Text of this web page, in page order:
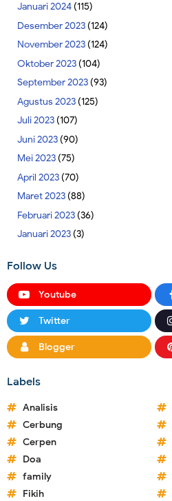
Januari 2024(115)
Desember 2023(124)
November 2023(124)
Oktober 2023(104)
September 2023(93)
Agustus 2023(125)
Juli 2023(107)
Juni 2023(90)
Mei 2023(75)
April 2023(70)
Maret 2023(88)
Februari 2023(36)
Januari 2023(3)
Follow Us
Youtube
Twitter
Blogger
Labels
Analisis
Cerbung
Cerpen
Doa
family
Fikih